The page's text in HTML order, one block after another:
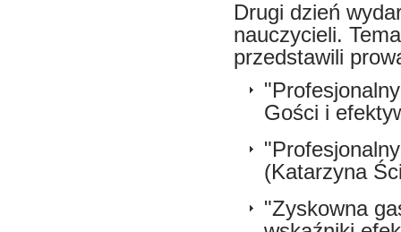
Drugi dzień
nauczycieli.
przedstawili
Gości i
(Katarzyna
"Zyskowna